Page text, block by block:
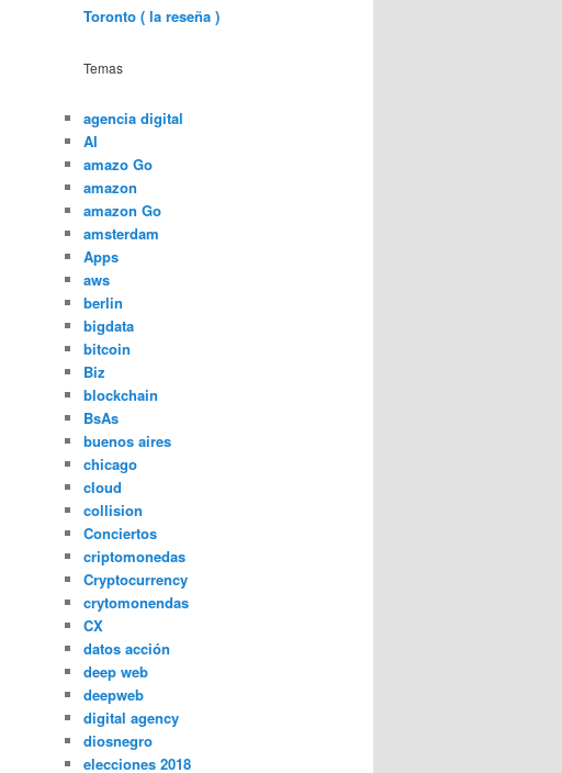
Toronto ( la reseña )
Temas
agencia digital
AI
amazo Go
amazon
amazon Go
amsterdam
Apps
aws
berlin
bigdata
bitcoin
Biz
blockchain
BsAs
buenos aires
chicago
cloud
collision
Conciertos
criptomonedas
Cryptocurrency
crytomonendas
CX
datos acción
deep web
deepweb
digital agency
diosnegro
elecciones 2018